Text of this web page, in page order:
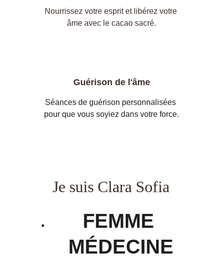
Nourrissez votre esprit et libérez votre
âme avec le cacao sacré.
Séances de guérison personnalisées
pour que vous soyiez dans votre force.
Guérison de l'âme
Je suis Clara Sofia
FEMME
MÉDECINE